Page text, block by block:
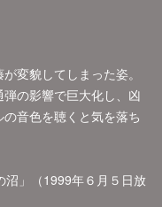
変貌してしまった姿。
の影響で巨大化し、凶
音色を聴くと気を落ち
沼」（1999年６月５日放